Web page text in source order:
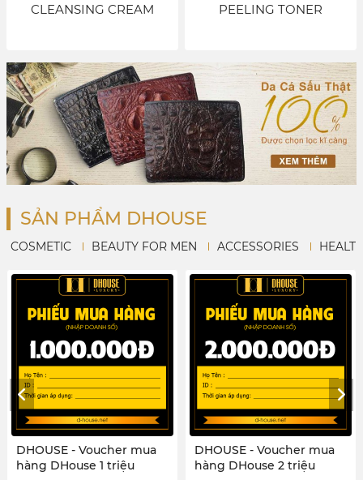
CREAM PEELING TONER DMaxx
SẢN PHẨM DHOUSE
COSMETIC BEAUTY FOR MEN ACCESSORIES
mua
triệu
DHOUSE - Voucher mua
hàng DHouse 2 triệu
DHOUSE -
hàng DHouse